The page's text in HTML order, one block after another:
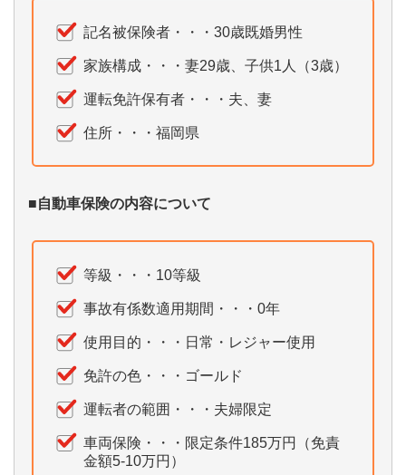
記名被保険者・・・30歳既婚男性
家族構成・・・妻29歳、子供1人（3歳）
運転免許保有者・・・夫、妻
住所・・・福岡県
■自動車保険の内容について
等級・・・10等級
事故有係数適用期間・・・0年
使用目的・・・日常・レジャー使用
免許の色・・・ゴールド
運転者の範囲・・・夫婦限定
車両保険・・・限定条件185万円（免責
金額5-10万円）